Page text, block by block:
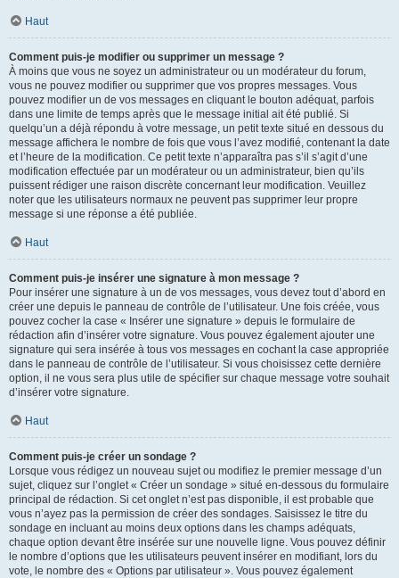
Haut
Comment puis-je modifier ou supprimer un message ?
À moins que vous ne soyez un administrateur ou un modérateur du forum,
vous ne pouvez modifier ou supprimer que vos propres messages. Vous
pouvez modifier un de vos messages en cliquant le bouton adéquat, parfois
dans une limite de temps après que le message initial ait été publié. Si
quelqu’un a déjà répondu à votre message, un petit texte situé en dessous du
message affichera le nombre de fois que vous l’avez modifié, contenant la date
et l’heure de la modification. Ce petit texte n’apparaîtra pas s’il s’agit d’une
modification effectuée par un modérateur ou un administrateur, bien qu’ils
puissent rédiger une raison discrète concernant leur modification. Veuillez
noter que les utilisateurs normaux ne peuvent pas supprimer leur propre
message si une réponse a été publiée.
Haut
Comment puis-je insérer une signature à mon message ?
Pour insérer une signature à un de vos messages, vous devez tout d’abord en
créer une depuis le panneau de contrôle de l’utilisateur. Une fois créée, vous
pouvez cocher la case « Insérer une signature » depuis le formulaire de
rédaction afin d’insérer votre signature. Vous pouvez également ajouter une
signature qui sera insérée à tous vos messages en cochant la case appropriée
dans le panneau de contrôle de l’utilisateur. Si vous choisissez cette dernière
option, il ne vous sera plus utile de spécifier sur chaque message votre souhait
d’insérer votre signature.
Haut
Comment puis-je créer un sondage ?
Lorsque vous rédigez un nouveau sujet ou modifiez le premier message d’un
sujet, cliquez sur l’onglet « Créer un sondage » situé en-dessous du formulaire
principal de rédaction. Si cet onglet n’est pas disponible, il est probable que
vous n’ayez pas la permission de créer des sondages. Saisissez le titre du
sondage en incluant au moins deux options dans les champs adéquats,
chaque option devant être insérée sur une nouvelle ligne. Vous pouvez définir
le nombre d’options que les utilisateurs peuvent insérer en modifiant, lors du
vote, le nombre des « Options par utilisateur ». Vous pouvez également